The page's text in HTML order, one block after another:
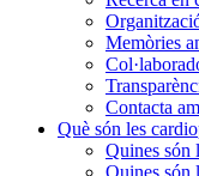
Memòries
Contacta
Què són les
Quines són